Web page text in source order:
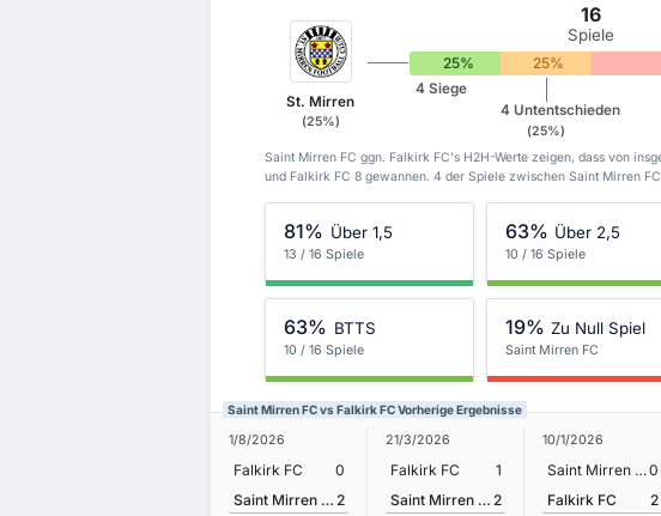
St. Mirren
(25%)
16
Spiele
25% 25%
4 Siege
4 Untentschieden
(25%)
Saint Mirren FC ggn. Falkirk FC's H2H-Werte zeigen, dass von
und Falkirk FC 8 gewannen. 4 der Spiele zwischen Saint Mirren
81% Über 1,5
13 / 16 Spiele
63% Über 2,5
10 / 16 Spiele
63% BTTS
10 / 16 Spiele
19% Zu Null Spiel
Saint Mirren FC
Saint Mirren FC vs Falkirk FC Vorherige Ergebnisse
1/8/2026
Falkirk FC
0
Saint Mirren FC 2
21/3/2026
Falkirk FC
1
Saint Mirren FC 2
10/1/2026
Saint Mirren FC 0
Falkirk FC
2